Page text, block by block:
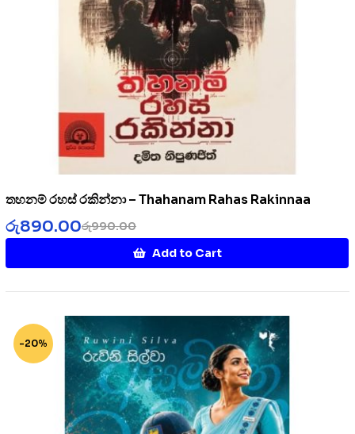
තහනම් රහස් රකින්නා – Thahanam Rahas Rakinnaa
රු990.00
රු890.00
Add to Cart
-20%